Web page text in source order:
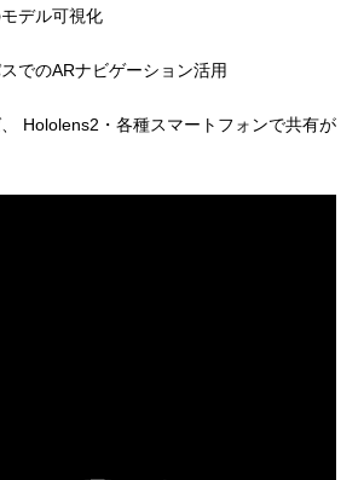
デル可視化
でのARナビゲーション活用
Hololens2・各種スマートフォンで共有が